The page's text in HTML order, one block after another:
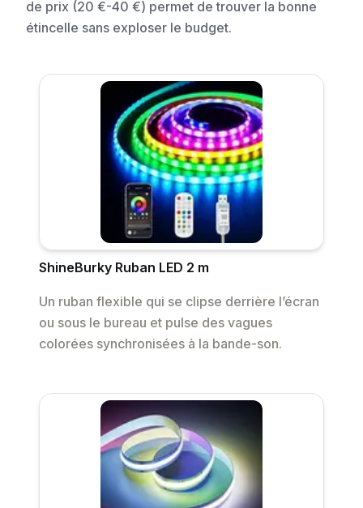
de prix (20 €-40 €) permet de trouver la bonne
étincelle sans exploser le budget.
ShineBurky Ruban LED 2 m
Un ruban flexible qui se clipse derrière l’écran
ou sous le bureau et pulse des vagues
colorées synchronisées à la bande-son.